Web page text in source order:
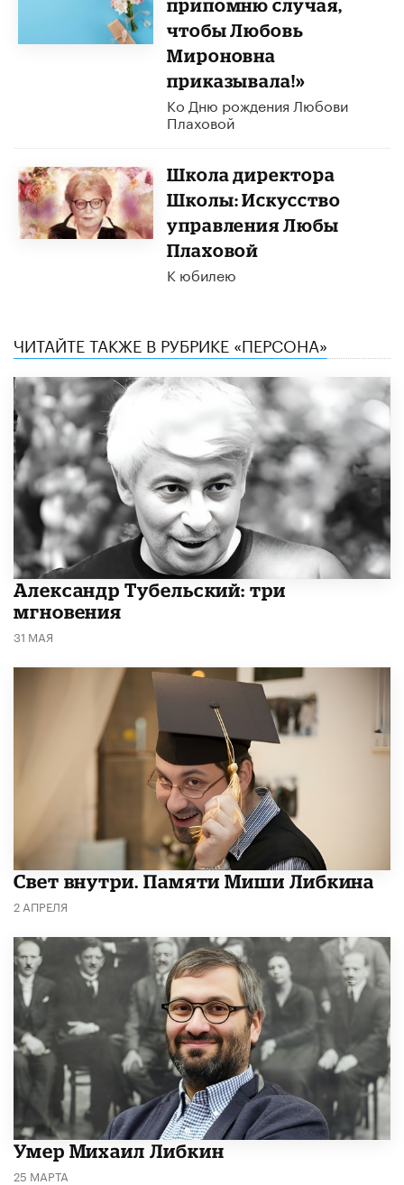
припомню случая,
чтобы Любовь
Мироновна
приказывала!»
Ко Дню рождения Любови
Плаховой
Школа директора
Школы: Искусство
управления Любы
Плаховой
К юбилею
ЧИТАЙТЕ ТАКЖЕ В РУБРИКЕ «ПЕРСОНА»
Александр Тубельский: три
мгновения
31 МАЯ
​Свет внутри. Памяти Миши Либкина
2 АПРЕЛЯ
​Умер Михаил Либкин
25 МАРТА